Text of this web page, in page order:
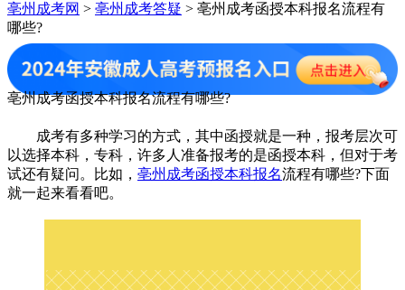
亳州成考网 > 亳州成考答疑 > 亳州成考函授本科报名流程有
哪些?
亳州成考函授本科报名流程有哪些?
成考有多种学习的方式，其中函授就是一种，报考层次可
以选择本科，专科，许多人准备报考的是函授本科，但对于考
试还有疑问。比如， 亳州成考函授本科报名流程有哪些?下面
就一起来看看吧。